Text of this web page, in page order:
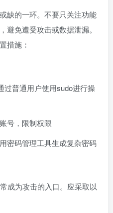
缺的一环。不要只关注功能
避免遭受攻击或数据泄漏。
措施：
过普通用户使用sudo进行操
号，限制权限
密码管理工具生成复杂密码
成为攻击的入口。应采取以